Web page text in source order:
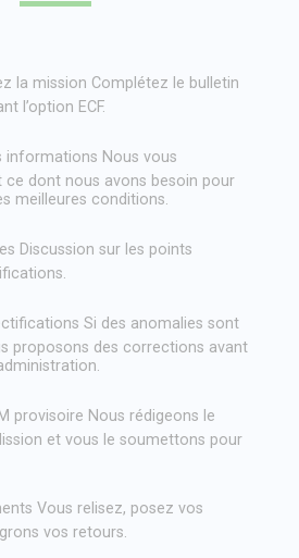
la mission Complétez le bulletin
l’option ECF.
informations Nous vous
dont nous avons besoin pour
meilleures conditions.
Discussion sur les points
Si des anomalies sont
proposons des corrections avant
provisoire Nous rédigeons le
et vous le soumettons pour
Vous relisez, posez vos
vos retours.